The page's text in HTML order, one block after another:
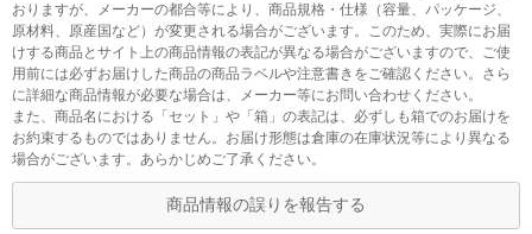
おりますが、メーカーの都合等により、商品規格・仕様（容量、パッケージ、
原材料、原産国など）が変更される場合がございます。このため、実際にお届
けする商品とサイト上の商品情報の表記が異なる場合がございますので、ご使
用前には必ずお届けした商品の商品ラベルや注意書きをご確認ください。さら
に詳細な商品情報が必要な場合は、メーカー等にお問い合わせください。
また、商品名における「セット」や「箱」の表記は、必ずしも箱でのお届けを
お約束するものではありません。お届け形態は倉庫の在庫状況等により異なる
場合がございます。あらかじめご了承ください。
商品情報の誤りを報告する